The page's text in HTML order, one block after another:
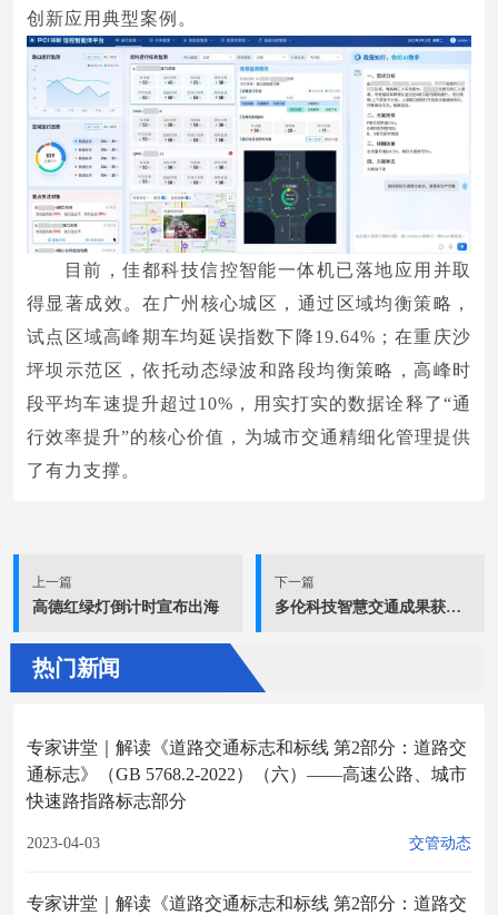
创新应用典型案例。
目前，佳都科技信控智能一体机已落地应用并取
得显著成效。在广州核心城区，通过区域均衡策略，
试点区域高峰期车均延误指数下降19.64%；在重庆沙
坪坝示范区，依托动态绿波和路段均衡策略，高峰时
段平均车速提升超过10%，用实打实的数据诠释了“通
行效率提升”的核心价值，为城市交通精细化管理提供
了有力支撑。
上一篇
高德红绿灯倒计时宣布出海
下一篇
多伦科技智慧交通成果获省级科学技术二等奖
热门新闻
专家讲堂｜解读《道路交通标志和标线 第2部分：道路交
通标志》（GB 5768.2-2022）（六）——高速公路、城市
快速路指路标志部分
2023-04-03 交管动态
专家讲堂｜解读《道路交通标志和标线 第2部分：道路交